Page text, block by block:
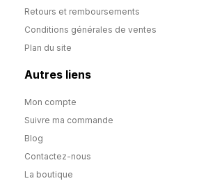
Retours et remboursements
Conditions générales de ventes
Plan du site
Autres liens
Mon compte
Suivre ma commande
Blog
Contactez-nous
La boutique